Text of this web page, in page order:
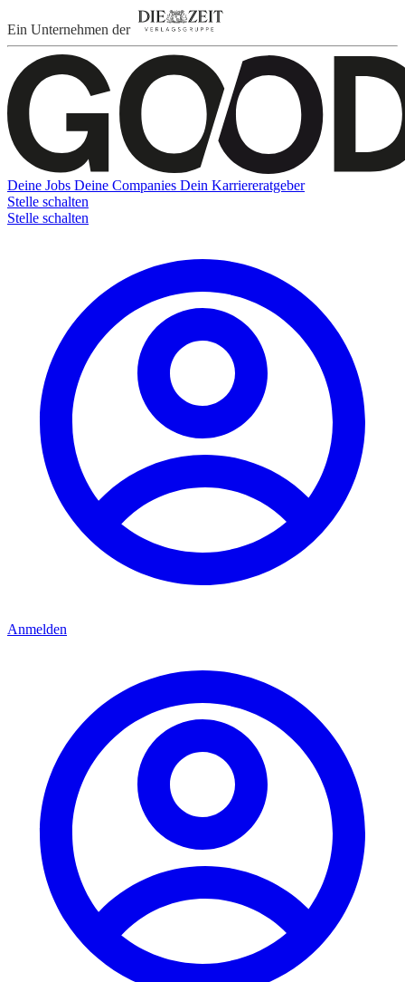
Ein Unternehmen der
Deine Jobs Deine Companies Dein Karriereratgeber
Stelle schalten
Stelle schalten
Anmelden